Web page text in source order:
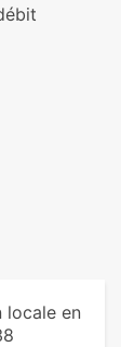
locale en